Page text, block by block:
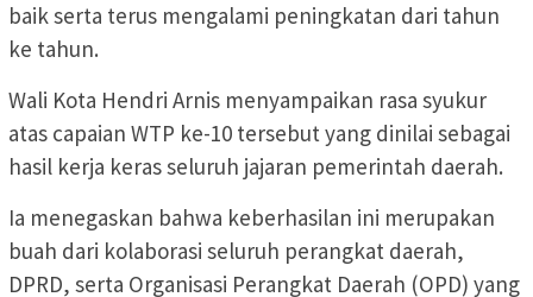
baik serta terus mengalami peningkatan dari tahun
ke tahun.
Wali Kota Hendri Arnis menyampaikan rasa syukur
atas capaian WTP ke-10 tersebut yang dinilai sebagai
hasil kerja keras seluruh jajaran pemerintah daerah.
Ia menegaskan bahwa keberhasilan ini merupakan
buah dari kolaborasi seluruh perangkat daerah,
DPRD, serta Organisasi Perangkat Daerah (OPD) yang